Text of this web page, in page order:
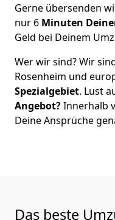
Gerne übersenden
nur 6 Minuten
Geld bei Deinem
Wer wir sind? Wir
Rosenheim und
Spezialgebiet. Lust
Angebot?Innerhalb
Deine Ansprüche
Das beste